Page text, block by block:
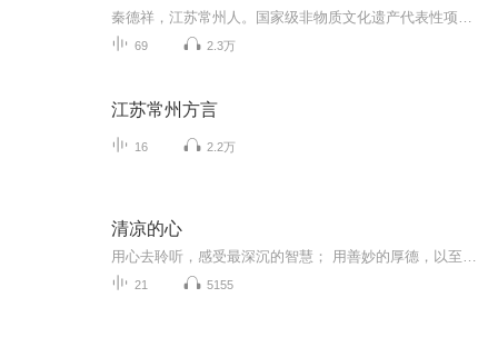
69 2.3万
江苏常州方言
16 2.2万
清凉的心
21 5155